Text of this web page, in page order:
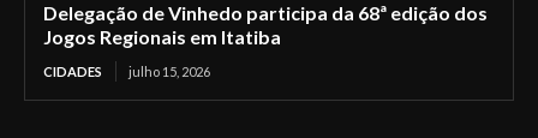
Delegação de Vinhedo participa da 68ª edição dos
Jogos Regionais em Itatiba
CIDADES julho 15, 2026